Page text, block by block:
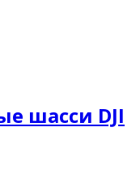
шасси DJI